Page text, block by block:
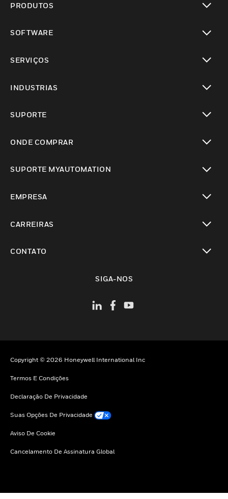
PRODUTOS
SOFTWARE
SERVIÇOS
INDUSTRIAS
SUPORTE
ONDE COMPRAR
SUPORTE MYAUTOMATION
EMPRESA
CARREIRAS
CONTATO
SIGA-NOS
Copyright © 2026 Honeywell International Inc
Termos E Condições
Declaração De Privacidade
Suas Opções De Privacidade
Aviso De Cookie
Cancelamento De Assinatura Global